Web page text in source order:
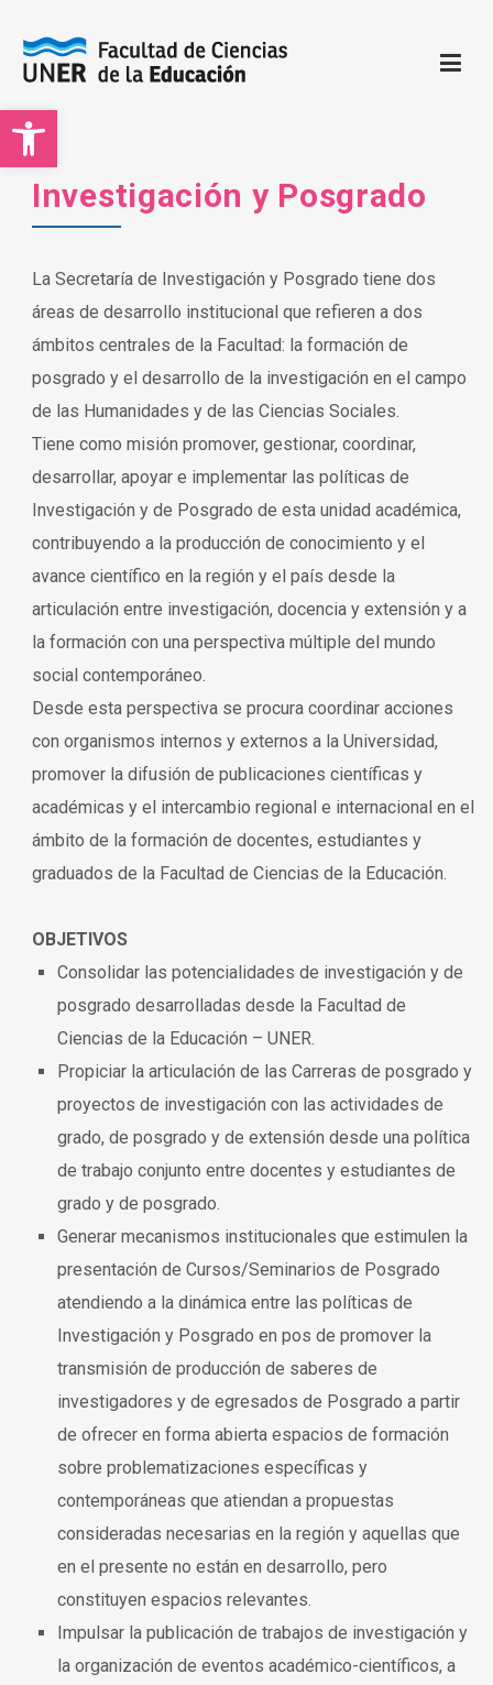
Open toolbar
Facultad de Ciencias de la Educación | UNER
Sitio oficial de la Facultad de Ciencias de la Educación
Investigación y Posgrado
La Secretaría de Investigación y Posgrado tiene dos
áreas de desarrollo institucional que refieren a dos
ámbitos centrales de la Facultad: la formación de
posgrado y el desarrollo de la investigación en el campo
de las Humanidades y de las Ciencias Sociales.
Tiene como misión promover, gestionar, coordinar,
desarrollar, apoyar e implementar las políticas de
Investigación y de Posgrado de esta unidad académica,
contribuyendo a la producción de conocimiento y el
avance científico en la región y el país desde la
articulación entre investigación, docencia y extensión y a
la formación con una perspectiva múltiple del mundo
social contemporáneo.
Desde esta perspectiva se procura coordinar acciones
con organismos internos y externos a la Universidad,
promover la difusión de publicaciones científicas y
académicas y el intercambio regional e internacional en el
ámbito de la formación de docentes, estudiantes y
graduados de la Facultad de Ciencias de la Educación.
OBJETIVOS
Consolidar las potencialidades de investigación y de
posgrado desarrolladas desde la Facultad de
Ciencias de la Educación – UNER.
Propiciar la articulación de las Carreras de posgrado y
proyectos de investigación con las actividades de
grado, de posgrado y de extensión desde una política
de trabajo conjunto entre docentes y estudiantes de
grado y de posgrado.
Generar mecanismos institucionales que estimulen la
presentación de Cursos/Seminarios de Posgrado
atendiendo a la dinámica entre las políticas de
Investigación y Posgrado en pos de promover la
transmisión de producción de saberes de
investigadores y de egresados de Posgrado a partir
de ofrecer en forma abierta espacios de formación
sobre problematizaciones específicas y
contemporáneas que atiendan a propuestas
consideradas necesarias en la región y aquellas que
en el presente no están en desarrollo, pero
constituyen espacios relevantes.
Impulsar la publicación de trabajos de investigación y
la organización de eventos académico-científicos, a